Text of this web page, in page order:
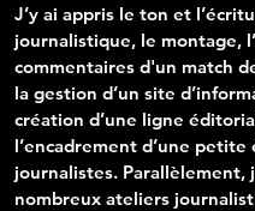
J’y ai appris le ton et
journalistique, le montage,
commentaires d'un match
la gestion d’un site
création d’une ligne
l’encadrement d’une petite
journalistes. Parallèlement,
nombreux ateliers